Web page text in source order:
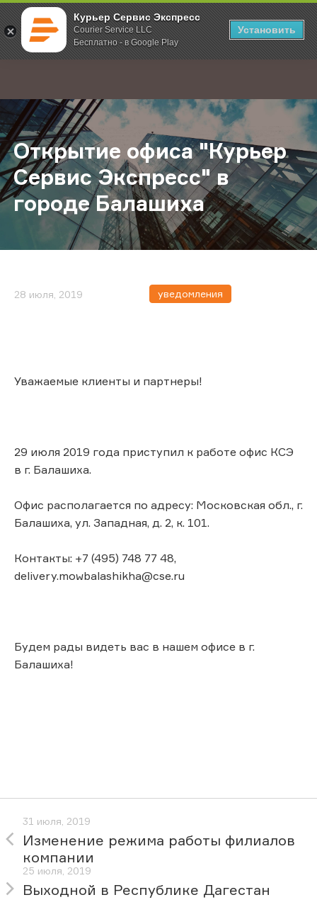
Курьер Сервис Экспресс
Courier Service LLC
Бесплатно - в Google Play
Установить
; Главная О компании Новости Открытие офиса "Курьер Сервис
Открытие офиса "Курьер
Сервис Экспресс" в
городе Балашиха
28 июля, 2019 уведомления
Уважаемые клиенты и партнеры!
29 июля 2019 года приступил к работе офис КСЭ
в г. Балашиха.
Офис располагается по адресу: Московская обл., г.
Балашиха, ул. Западная, д. 2, к. 101.
Контакты: +7 (495) 748 77 48,
delivery.mowbalashikha@cse.ru
Будем рады видеть вас в нашем офисе в г.
Балашиха!
31 июля, 2019
Изменение режима работы филиалов
компании
25 июля, 2019
Выходной в Республике Дагестан